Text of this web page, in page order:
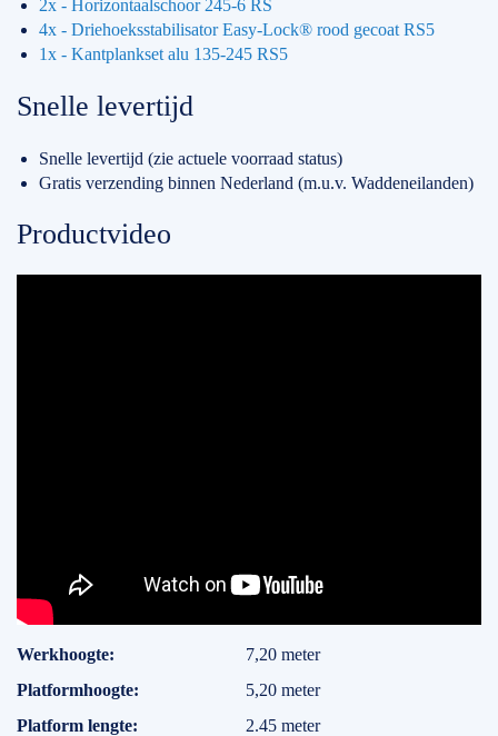
2x - Horizontaalschoor 245-6 RS
4x - Driehoeksstabilisator Easy-Lock® rood gecoat RS5
1x - Kantplankset alu 135-245 RS5
Snelle levertijd
Snelle levertijd (zie actuele voorraad status)
Gratis verzending binnen Nederland (m.u.v. Waddeneilanden)
Productvideo
Specificaties
Werkhoogte
7,20 meter
Platformhoogte
5,20 meter
Platform lengte
2.45 meter